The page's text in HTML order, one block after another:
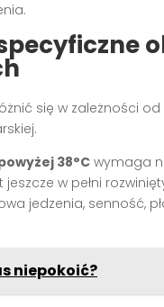
się w zależności
38°Cwymaga
w pełni
jedzenia, senność,
niepokoić?